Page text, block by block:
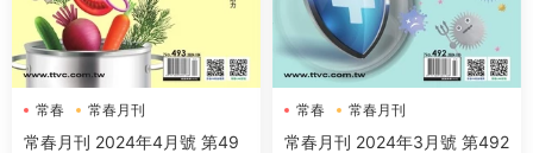
常春 常春月刊
常春月刊 2024年4月號 第49
常春 常春月刊
常春月刊 2024年3月號 第492